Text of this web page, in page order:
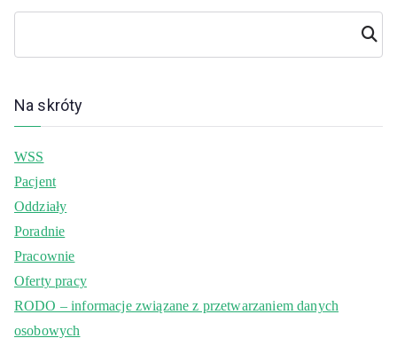
Szuka
j
Na skróty
WSS
Pacjent
Oddziały
Poradnie
Pracownie
Oferty pracy
RODO – informacje związane z przetwarzaniem danych
osobowych